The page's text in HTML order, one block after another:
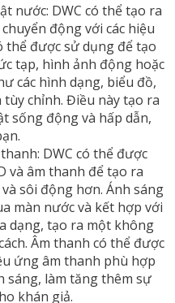
nước: DWC có thể tạo ra
động với các hiệu
thể được sử dụng để tạo
tạp, hình ảnh động hoặc
các hình dạng, biểu đồ,
chỉnh. Điều này tạo ra
sống động và hấp dẫn,
DWC có thể được
và âm thanh để tạo ra
sôi động hơn. Ánh sáng
màn nước và kết hợp với
dạng, tạo ra một không
Âm thanh có thể được
ứng âm thanh phù hợp
sáng, làm tăng thêm sự
khán giả.